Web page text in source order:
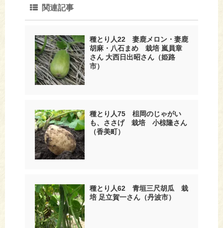
関連記事
種とり人22 妻鹿メロン・妻鹿
胡麻・八石まめ 栽培 嵐員章
さん 大西日出昭さん（姫路
市）
種とり人75 柤岡のじゃがい
も、ささげ 栽培 小椋隆さん
（香美町）
種とり人62 青垣三尺胡瓜 栽
培 足立賀一さん（丹波市）